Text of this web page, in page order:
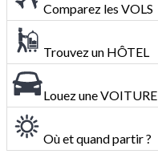
Comparez les VOLS
Trouvez un HÔTEL
Louez une VOITURE
Où et quand partir ?